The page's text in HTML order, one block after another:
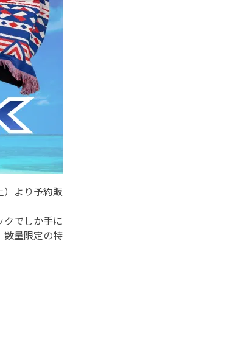
）より予約販
クでしか手に
数量限定の特